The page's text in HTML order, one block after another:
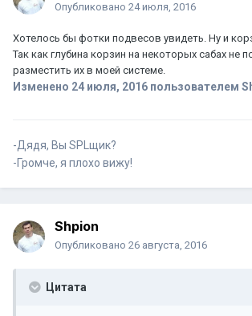
Опубликовано 24 июля, 2016
Хотелось бы фотки подвесов увидеть. Ну и
Так как глубина корзин на некоторых сабах не
разместить их в моей системе.
Изменено 24 июля, 2016 пользователем
-Дядя, Вы SPLщик?
-Громче, я плохо вижу!
Shpion
Опубликовано 26 августа, 2016
Цитата